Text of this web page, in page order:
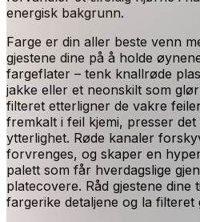
energisk bakgrunn.
Farge er din aller beste venn
gjestene dine på å holde
fargeflater – tenk knallrøde
jakke eller et neonskilt som
filteret etterligner de vakre
fremkalt i feil kjemi, presser
ytterlighet. Røde kanaler
forvrenges, og skaper en
palett som får hverdagslige
platecovere. Råd gjestene dine
fargerike detaljene og la filteret